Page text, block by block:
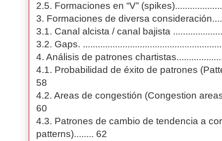
2.5. Formaciones en “V”
3. Formaciones de diversa
3.1. Canal alcista / canal bajista
3.2. Gaps.
4. Análisis de patrones
4.1. Probabilidad de éxito de patrones
58
4.2. Areas de congestión (Congestion
60
4.3. Patrones de cambio de tendencia a
patterns)........ 62